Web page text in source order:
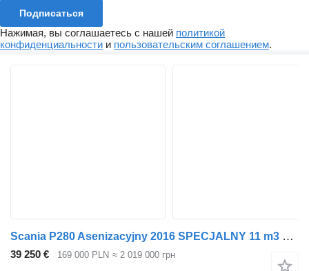
Подписаться
Нажимая, вы соглашаетесь с нашей политикой
конфиденциальности и пользовательским соглашением.
Scania P280 Asenizacyjny 2016 SPECJALNY 11 m3 beczka SZAMBIARKA
39 250 € 169 000 PLN ≈ 2 019 000 грн